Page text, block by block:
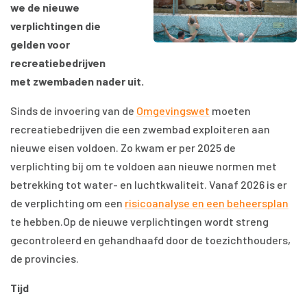
we de nieuwe
verplichtingen die
gelden voor
recreatiebedrijven
met zwembaden nader uit.
Sinds de invoering van de Omgevingswet moeten
recreatiebedrijven die een zwembad exploiteren aan
nieuwe eisen voldoen. Zo kwam er per 2025 de
verplichting bij om te voldoen aan nieuwe normen met
betrekking tot water- en luchtkwaliteit. Vanaf 2026 is er
de verplichting om een risicoanalyse en een beheersplan
te hebben.Op de nieuwe verplichtingen wordt streng
gecontroleerd en gehandhaafd door de toezichthouders,
de provincies.
Tijd